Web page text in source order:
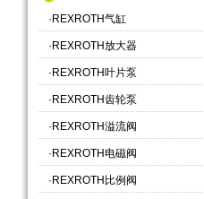
· REXROTH气缸
· REXROTH放大器
· REXROTH叶片泵
· REXROTH齿轮泵
· REXROTH溢流阀
· REXROTH电磁阀
· REXROTH比例阀